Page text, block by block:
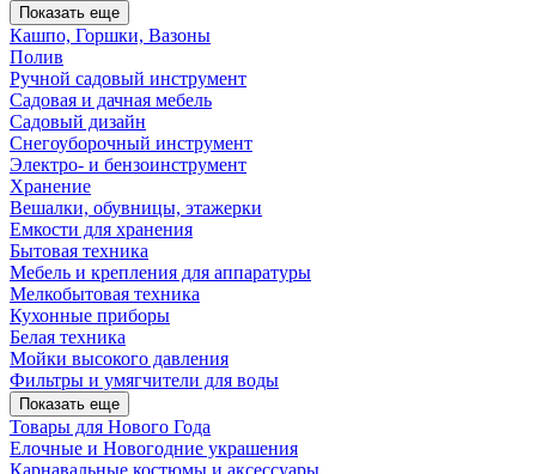
Показать еще
Кашпо, Горшки, Вазоны
Полив
Ручной садовый инструмент
Садовая и дачная мебель
Садовый дизайн
Снегоуборочный инструмент
Электро- и бензоинструмент
Хранение
Вешалки, обувницы, этажерки
Емкости для хранения
Бытовая техника
Мебель и крепления для аппаратуры
Мелкобытовая техника
Кухонные приборы
Белая техника
Мойки высокого давления
Фильтры и умягчители для воды
Показать еще
Товары для Нового Года
Елочные и Новогодние украшения
Карнавальные костюмы и аксессуары